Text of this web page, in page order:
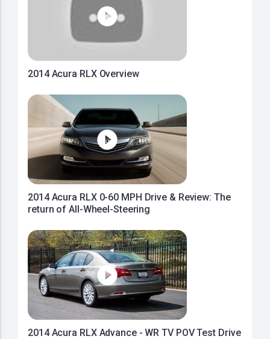
2014 Acura RLX Overview
2014 Acura RLX 0-60 MPH Drive & Review: The
return of All-Wheel-Steering
2014 Acura RLX Advance - WR TV POV Test Drive